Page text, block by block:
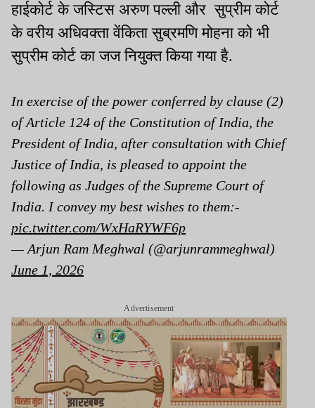
हाईकोर्ट के जस्टिस अरुण पल्ली और सुप्रीम कोर्ट
के वरीय अधिवक्ता वेंकिता सुब्रमणि मोहना को भी
सुप्रीम कोर्ट का जज नियुक्त किया गया है.
In exercise of the power conferred by clause (2)
of Article 124 of the Constitution of India, the
President of India, after consultation with Chief
Justice of India, is pleased to appoint the
following as Judges of the Supreme Court of
India. I convey my best wishes to them:-
pic.twitter.com/WxHaRYWF6p
— Arjun Ram Meghwal (@arjunrammeghwal)
June 1, 2026
Advertisement